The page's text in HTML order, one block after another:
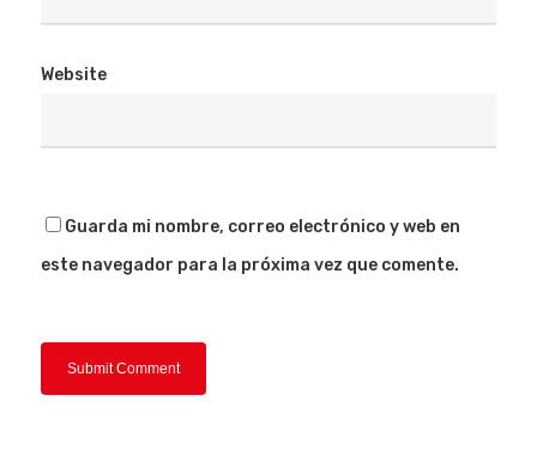
Website
Guarda mi nombre, correo electrónico y web en
este navegador para la próxima vez que comente.